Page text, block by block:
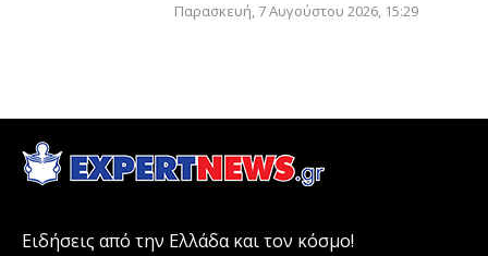
Παρασκευή, 7 Αυγούστου 2026, 15:29
Ειδήσεις από την Ελλάδα και τον κόσμο!